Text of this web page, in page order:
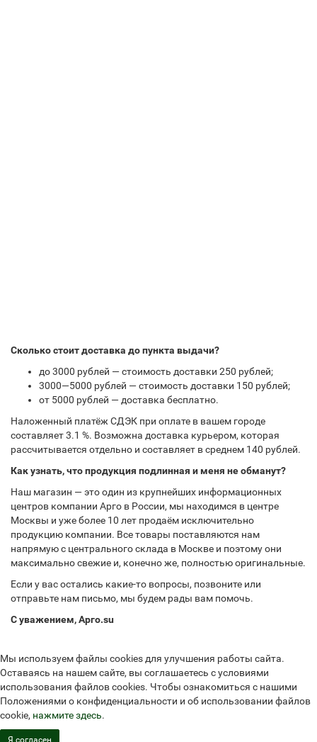
Сколько стоит доставка до пункта выдачи?
до 3000 рублей — стоимость доставки 250 рублей;
3000—5000 рублей — стоимость доставки 150 рублей;
от 5000 рублей — доставка бесплатно.
Наложенный платёж СДЭК при оплате в вашем городе
составляет 3.1 %. Возможна доставка курьером, которая
рассчитывается отдельно и составляет в среднем 140 рублей.
Как узнать, что продукция подлинная и меня не обманут?
Наш магазин — это один из крупнейших информационных
центров компании Арго в России, мы находимся в центре
Москвы и уже более 10 лет продаём исключительно
продукцию компании. Все товары поставляются нам
напрямую с центрального склада в Москве и поэтому они
максимально свежие и, конечно же, полностью оригинальные.
Если у вас остались какие-то вопросы, позвоните или
отправьте нам письмо, мы будем рады вам помочь.
С уважением, Арго.su
Мы используем файлы cookies для улучшения работы сайта.
Оставаясь на нашем сайте, вы соглашаетесь с условиями
использования файлов cookies. Чтобы ознакомиться с нашими
Положениями о конфиденциальности и об использовании файлов
cookie, нажмите здесь.
Я согласен